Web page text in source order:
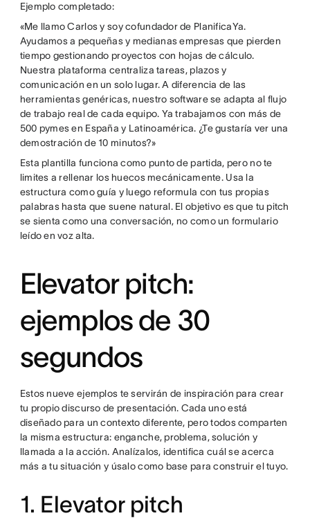
Ejemplo completado:
«Me llamo Carlos y soy cofundador de PlanificaYa.
Ayudamos a pequeñas y medianas empresas que pierden
tiempo gestionando proyectos con hojas de cálculo.
Nuestra plataforma centraliza tareas, plazos y
comunicación en un solo lugar. A diferencia de las
herramientas genéricas, nuestro software se adapta al flujo
de trabajo real de cada equipo. Ya trabajamos con más de
500 pymes en España y Latinoamérica. ¿Te gustaría ver una
demostración de 10 minutos?»
Esta plantilla funciona como punto de partida, pero no te
limites a rellenar los huecos mecánicamente. Usa la
estructura como guía y luego reformula con tus propias
palabras hasta que suene natural. El objetivo es que tu pitch
se sienta como una conversación, no como un formulario
leído en voz alta.
Elevator pitch:
ejemplos de 30
segundos
Estos nueve ejemplos te servirán de inspiración para crear
tu propio discurso de presentación. Cada uno está
diseñado para un contexto diferente, pero todos comparten
la misma estructura: enganche, problema, solución y
llamada a la acción. Analízalos, identifica cuál se acerca
más a tu situación y úsalo como base para construir el tuyo.
1. Elevator pitch